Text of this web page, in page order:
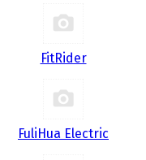
FitRider
FuliHua Electric